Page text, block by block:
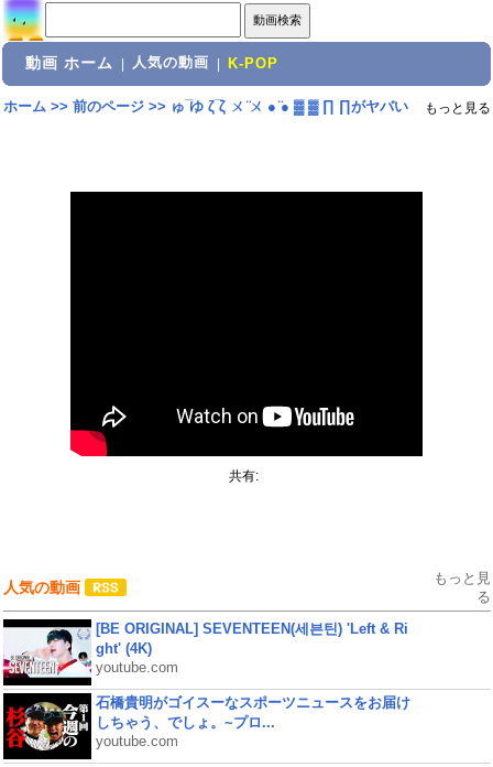
動画 ホーム 人気の動画 K-POP
ホーム>> 前のページ>> ゅ ̅ゆ ζ ̅ζ ㄨ ̈ㄨ ● ̈● ▓ ▓ ∏ ∏がヤバい もっと見る
共有:
人気の動画
もっと見
る
[BE ORIGINAL] SEVENTEEN(세븐틴) 'Left & Ri
ght' (4K)
youtube.com
石橋貴明がゴイスーなスポーツニュースをお届け
しちゃう、でしょ。~プロ...
youtube.com